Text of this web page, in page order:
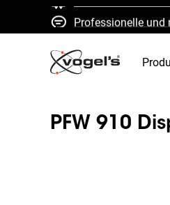
Professionelle und
Schnelle
Hohe Qualität
PFW 910